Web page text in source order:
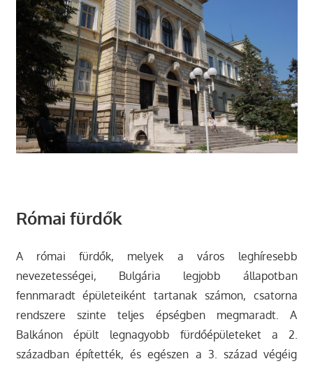
Római fürdők
A római fürdők, melyek a város leghíresebb
nevezetességei, Bulgária legjobb állapotban
fennmaradt épületeiként tartanak számon, csatorna
rendszere szinte teljes épségben megmaradt. A
Balkánon épült legnagyobb fürdőépületeket a 2.
században építették, és egészen a 3. század végéig